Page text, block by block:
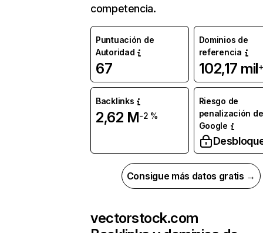
competencia.
Puntuación de
Autoridad
67
Dominios de
referencia
102,17 mil
Backlinks
2,62 M-2 %
Riesgo de
penalización de
Google
Consigue más datos gratis →
vectorstock.com